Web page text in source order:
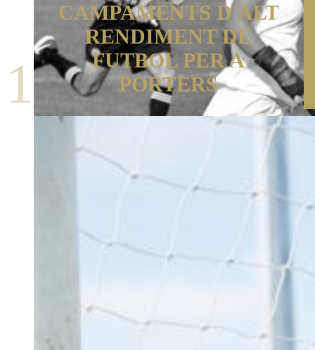
1
CAMPAMENTS D'ALT
RENDIMENT DE
FUTBOL PER A
PORTERS